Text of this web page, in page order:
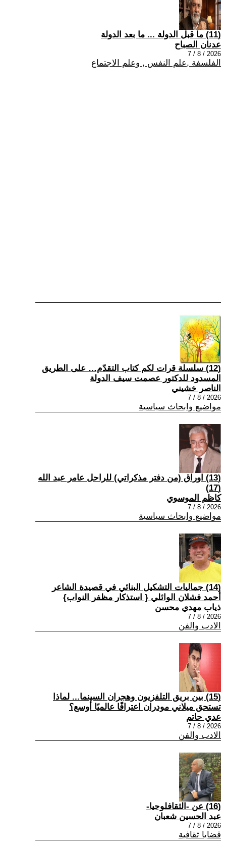
(11) ما قبل الدولة ... ما بعد الدولة
عدنان الصباح
2026 / 8 / 7
الفلسفة ,علم النفس , وعلم الاجتماع
(12) سلسلة قرات لكم كتاب التقدّم… على الطريق
المسدود للدكتور عصمت سيف الدولة
الناصر خشيني
2026 / 8 / 7
مواضيع وابحاث سياسية
(13) اوراق (من دفتر مذكراتي) للراحل عامر عبد الله
(17)
كاظم الموسوي
2026 / 8 / 7
مواضيع وابحاث سياسية
(14) جماليات التشكيل البنائي في قصيدة الشاعر
أحمد فشلان الوائلي { استذكار مظفر النواب}
ذياب مهدي محسن
2026 / 8 / 7
الادب والفن
(15) بين بريق التلفزيون وهجران السينما... لماذا
تستحق ميلاني مودران اعترافًا عالميًا أوسع؟
عدي حاتم
2026 / 8 / 7
الادب والفن
(16) عن -الثقافلوجيا-
عبد الحسين شعبان
2026 / 8 / 7
قضايا ثقافية